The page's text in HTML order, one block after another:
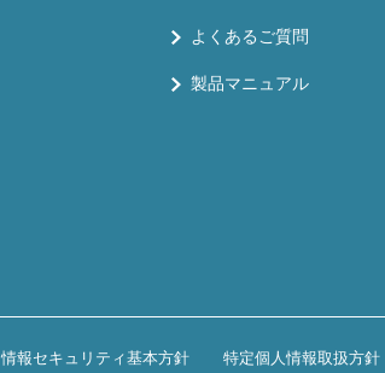
よくあるご質問
製品マニュアル
情報セキュリティ基本方針 特定個人情報取扱方針